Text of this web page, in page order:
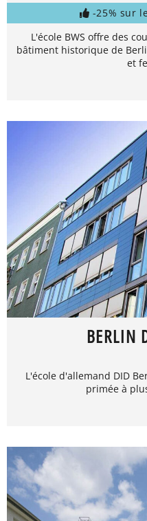
-25% sur
L'école BWS offre des
bâtiment historique de
et
BERLIN
L'école d'allemand DID
primée à